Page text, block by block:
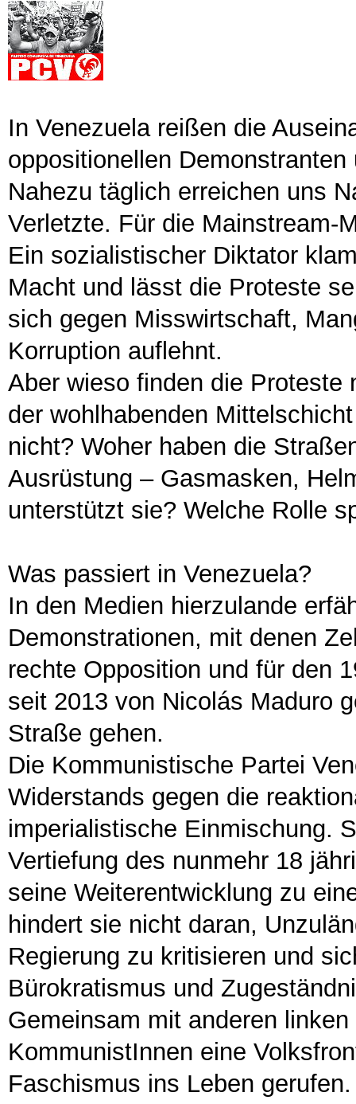
In Venezuela reißen die
oppositionellen
Nahezu täglich erreichen uns
Verletzte. Für die Mainstream-
Ein sozialistischer Diktator
Macht und lässt die Proteste
sich gegen Misswirtschaft,
Korruption auflehnt.
Aber wieso finden die
der wohlhabenden
nicht? Woher haben die
Ausrüstung – Gasmasken,
unterstützt sie? Welche Rolle
Was passiert in Venezuela?
In den Medien hierzulande
Demonstrationen, mit denen
rechte Opposition und für den
seit 2013 von Nicolás Maduro
Straße gehen.
Die Kommunistische Partei
Widerstands gegen die
imperialistische Einmischung.
Vertiefung des nunmehr 18
seine Weiterentwicklung zu
hindert sie nicht daran,
Regierung zu kritisieren und
Bürokratismus und
Gemeinsam mit anderen
KommunistInnen eine
Faschismus ins Leben